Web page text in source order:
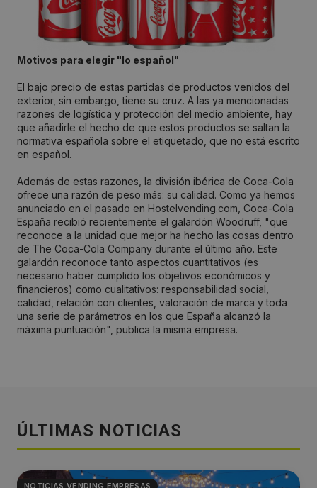
Motivos para elegir "lo español"
El bajo precio de estas partidas de productos venidos del
exterior, sin embargo, tiene su cruz. A las ya mencionadas
razones de logística y protección del medio ambiente, hay
que añadirle el hecho de que estos productos se saltan la
normativa española sobre el etiquetado, que no está escrito
en español.
Además de estas razones, la división ibérica de Coca-Cola
ofrece una razón de peso más: su calidad. Como ya hemos
anunciado en el pasado en Hostelvending.com, Coca-Cola
España recibió recientemente el galardón Woodruff, "que
reconoce a la unidad que mejor ha hecho las cosas dentro
de The Coca-Cola Company durante el último año. Este
galardón reconoce tanto aspectos cuantitativos (es
necesario haber cumplido los objetivos económicos y
financieros) como cualitativos: responsabilidad social,
calidad, relación con clientes, valoración de marca y toda
una serie de parámetros en los que España alcanzó la
máxima puntuación", publica la misma empresa.
ÚLTIMAS NOTICIAS